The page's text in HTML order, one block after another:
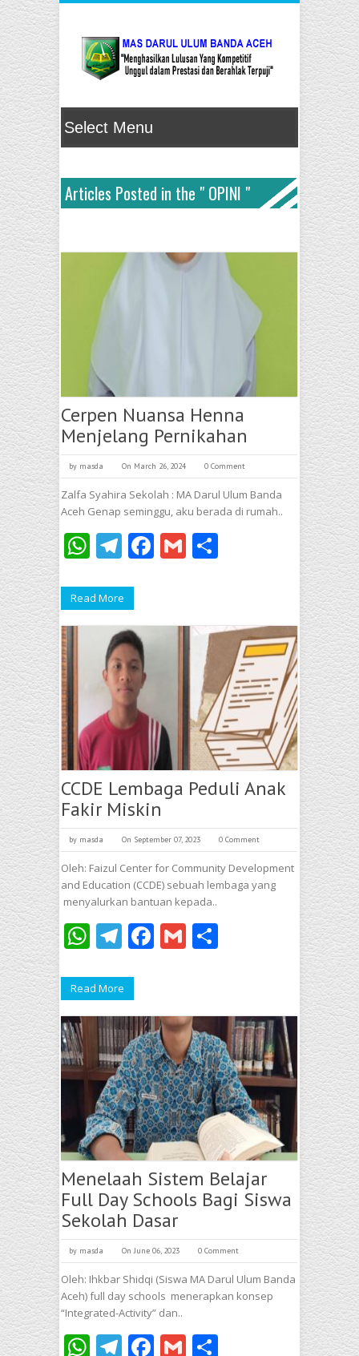
Articles Posted in the " OPINI "
Category
Cerpen Nuansa Henna
Menjelang Pernikahan
by masda On March 26, 2024 0 Comment
Zalfa Syahira Sekolah : MA Darul Ulum Banda
Aceh Genap seminggu, aku berada di rumah..
WhatsApp
Telegram
Facebook
Gmail
Read More
CCDE Lembaga Peduli Anak
Fakir Miskin
by masda On September 07, 2023 0 Comment
Oleh: Faizul Center for Community Development
and Education (CCDE) sebuah lembaga yang
menyalurkan bantuan kepada..
WhatsApp
Telegram
Facebook
Gmail
Read More
Menelaah Sistem Belajar
Full Day Schools Bagi Siswa
Sekolah Dasar
by masda On June 06, 2023 0 Comment
Oleh: Ihkbar Shidqi (Siswa MA Darul Ulum Banda
Aceh) full day schools menerapkan konsep
“Integrated-Activity” dan..
WhatsApp
Telegram
Facebook
Gmail